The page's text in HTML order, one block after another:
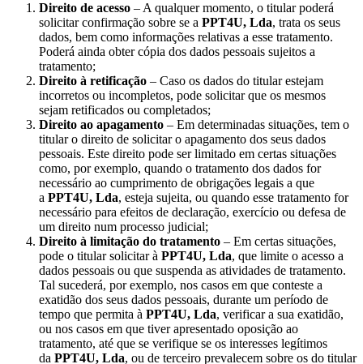
Direito de acesso – A qualquer momento, o titular poderá
solicitar confirmação sobre se a PPT4U, Lda, trata os seus
dados, bem como informações relativas a esse tratamento.
Poderá ainda obter cópia dos dados pessoais sujeitos a
tratamento;
Direito à retificação – Caso os dados do titular estejam
incorretos ou incompletos, pode solicitar que os mesmos
sejam retificados ou completados;
Direito ao apagamento – Em determinadas situações, tem o
titular o direito de solicitar o apagamento dos seus dados
pessoais. Este direito pode ser limitado em certas situações
como, por exemplo, quando o tratamento dos dados for
necessário ao cumprimento de obrigações legais a que
a PPT4U, Lda, esteja sujeita, ou quando esse tratamento for
necessário para efeitos de declaração, exercício ou defesa de
um direito num processo judicial;
Direito à limitação do tratamento – Em certas situações,
pode o titular solicitar à PPT4U, Lda, que limite o acesso a
dados pessoais ou que suspenda as atividades de tratamento.
Tal sucederá, por exemplo, nos casos em que conteste a
exatidão dos seus dados pessoais, durante um período de
tempo que permita à PPT4U, Lda, verificar a sua exatidão,
ou nos casos em que tiver apresentado oposição ao
tratamento, até que se verifique se os interesses legítimos
da PPT4U, Lda, ou de terceiro prevalecem sobre os do titular